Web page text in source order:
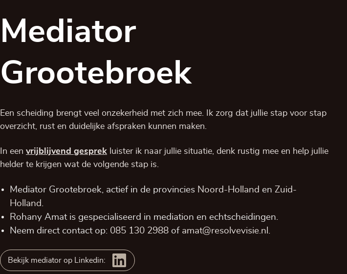
Mediator
Grootebroek
Een scheiding brengt veel onzekerheid met zich mee. Ik zorg dat jullie stap voor stap
overzicht, rust en duidelijke afspraken kunnen maken.
In een vrijblijvend gesprek luister ik naar jullie situatie, denk rustig mee en help jullie
helder te krijgen wat de volgende stap is.
Mediator Grootebroek, actief in de provincies Noord-Holland en Zuid-
Holland.
Rohany Amat is gespecialiseerd in mediation en echtscheidingen.
Neem direct contact op: 085 130 2988 of amat@resolvevisie.nl .
Bekijk mediator op Linkedin: